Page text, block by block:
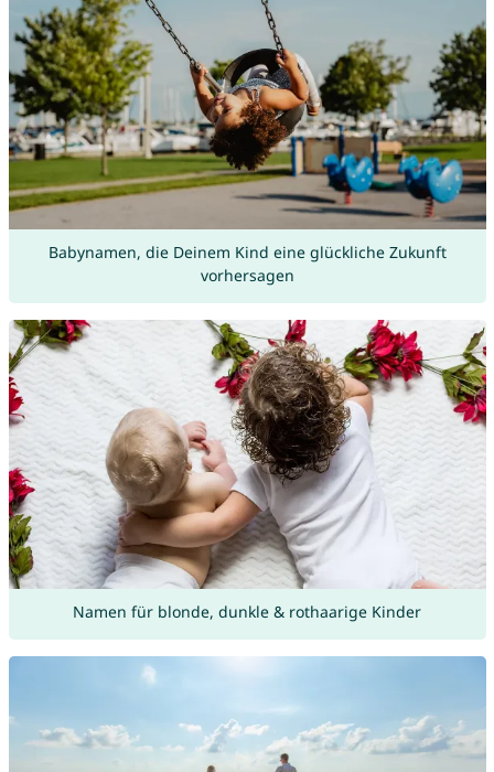
Babynamen, die Deinem Kind eine glückliche Zukunft
vorhersagen
Namen für blonde, dunkle & rothaarige Kinder